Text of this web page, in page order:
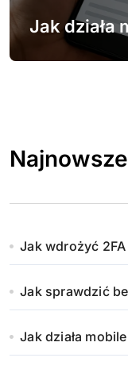
Jak działa
Jak wdrożyć
Jak sprawdzić
Jak działa